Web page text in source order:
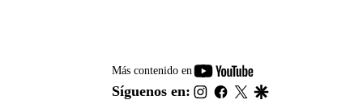
Más contenido en
youtube-
footer
Síguenos en: instagram
facebook
twitter